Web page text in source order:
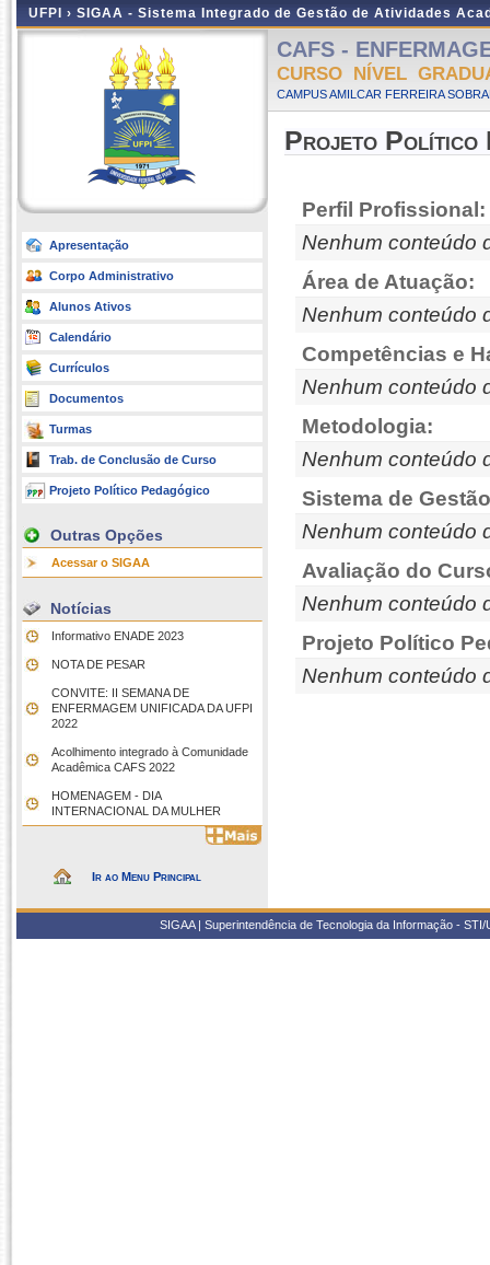
UFPI › SIGAA - Sistema Integrado de Gestão de Atividades
Apresentação
Corpo Administrativo
Alunos Ativos
Calendário
Currículos
Documentos
Turmas
Trab. de Conclusão de Curso
Projeto Político Pedagógico
Outras Opções
Acessar o SIGAA
Notícias
Informativo ENADE 2023
NOTA DE PESAR
CONVITE: II SEMANA DE
ENFERMAGEM UNIFICADA DA UFPI
2022
Acolhimento integrado à Comunidade
Acadêmica CAFS 2022
HOMENAGEM - DIA
INTERNACIONAL DA MULHER
Ir ao Menu Principal
CAFS -
CURSO NÍVEL
CAMPUS AMILCAR FERREIRA
Projeto Político
Perfil Profissional:
Nenhum conteúdo
Área de Atuação:
Nenhum conteúdo
Competências e
Nenhum conteúdo
Metodologia:
Nenhum conteúdo
Sistema de
Nenhum conteúdo
Avaliação do
Nenhum conteúdo
Projeto Político
Nenhum conteúdo
SIGAA | Superintendência de Tecnologia da Informação -